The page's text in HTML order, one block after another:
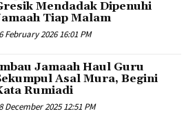
Mendadak Dipenuhi
Tiap Malam
February 2026 16:01 PM
Jamaah Haul Guru
Asal Mura, Begini
Rumiadi
December 2025 12:51 PM